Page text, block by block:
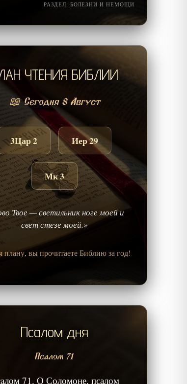
РАЗДЕЛ: БОЛЕЗНИ И НЕМОЩИ
ЧТЕНИЯ БИБЛИИ
📖 Сегодня 8 Август
3Цар 2 Иер 29
Мк 3
Твое — светильник ноге моей и
свет стезе моей.»
плану, вы прочитаете Библию за год!
Псалом дня
Псалом 71
71. О Соломоне, псалом